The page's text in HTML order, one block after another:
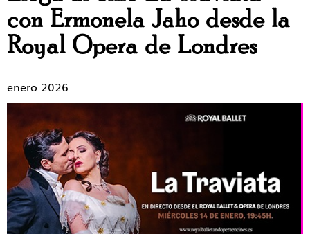
con Ermonela Jaho desde la
Royal Opera de Londres
enero 2026